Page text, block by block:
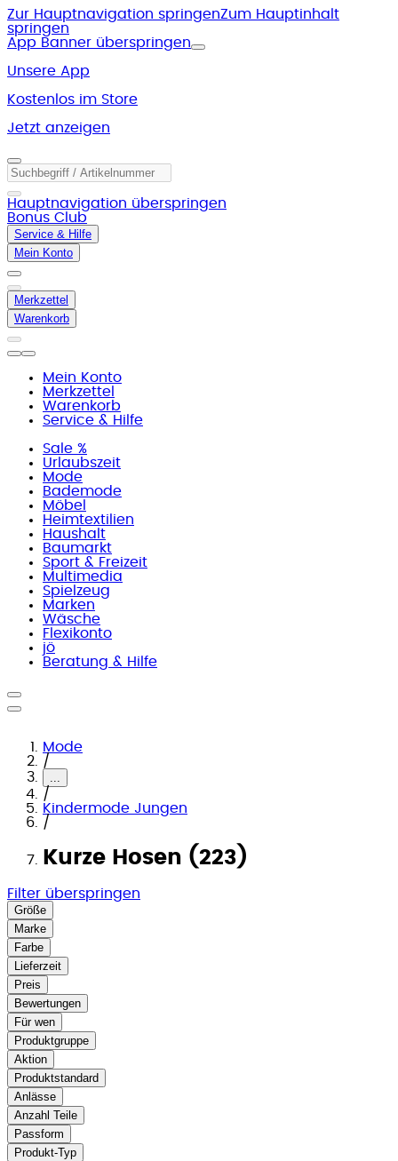
Zur Hauptnavigation springenZum Hauptinhalt
springen
App Banner überspringen
Unsere App
Kostenlos im Store
Jetzt anzeigen
Hauptnavigation überspringen
Bonus Club
Service & Hilfe
Mein Konto
Merkzettel
Warenkorb
Mein Konto
Merkzettel
Warenkorb
Service & Hilfe
Sale %
Urlaubszeit
Mode
Bademode
Möbel
Heimtextilien
Haushalt
Baumarkt
Sport & Freizeit
Multimedia
Spielzeug
Marken
Wäsche
Flexikonto
jö
Beratung & Hilfe
Mode
/
...
/
Kindermode Jungen
/
Kurze Hosen (223)
Filter überspringen
Größe
Marke
Farbe
Lieferzeit
Preis
Bewertungen
Für wen
Produktgruppe
Aktion
Produktstandard
Anlässe
Anzahl Teile
Passform
Produkt-Typ